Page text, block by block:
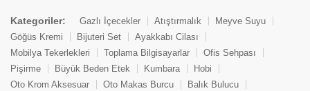
Kategoriler: Gazlı İçecekler Atıştırmalık
Meyve Suyu
Göğüs Kremi
Bijuteri Set
Ayakkabı Cilası
Mobilya Tekerlekleri
Toplama Bilgisayarlar
Ofis Sehpası
Pişirme
Büyük Beden Etek Kumbara
Hobi
Oto Krom Aksesuar
Oto Makas Burcu
Balık Bulucu